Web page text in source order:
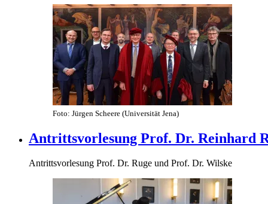
Foto: Jürgen Scheere (Universität Jena)
Antrittsvorlesung Prof. Dr. Reinhard
Antrittsvorlesung Prof. Dr. Ruge und Prof. Dr. Wilske